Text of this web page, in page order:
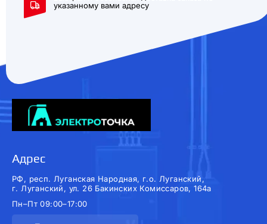
указанному вами адресу
Адрес
РФ, респ. Луганская Народная, г.о. Луганский,
г. Луганский, ул. 26 Бакинских Комиссаров, 164а
Пн–Пт 09:00–17:00